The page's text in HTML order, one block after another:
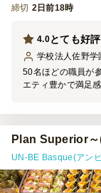
締切 2日前18時
とても好
4.0
学校法人佐野
50名ほどの職員が
エティ豊かで満足
Plan Superior～
UN-BE Basque(アン